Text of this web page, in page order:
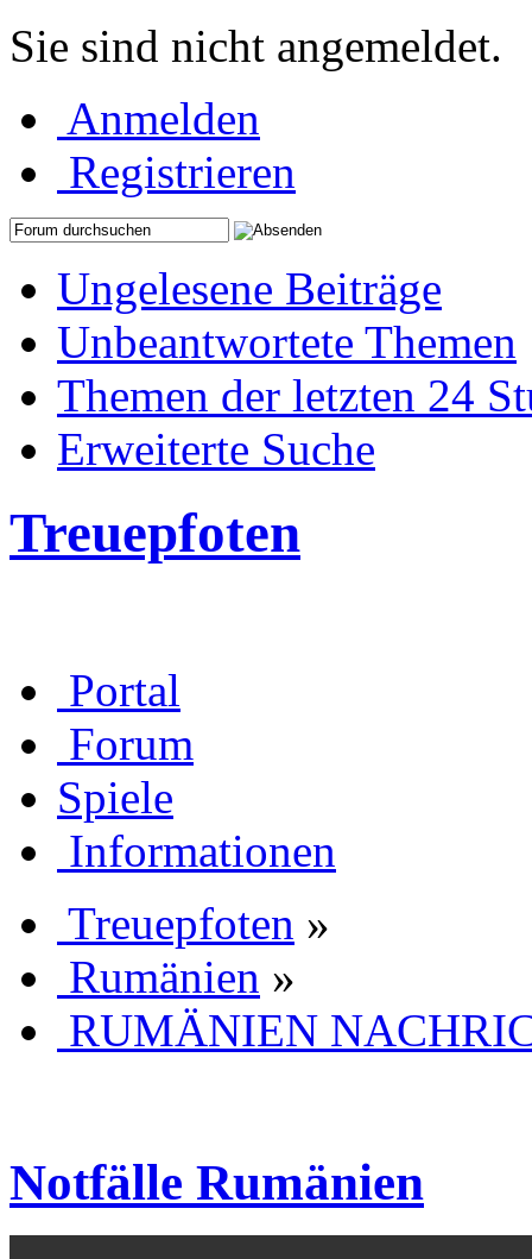
Sie sind nicht angemeldet.
Anmelden
Registrieren
Ungelesene Beiträge
Unbeantwortete Themen
Themen der letzten 24
Erweiterte Suche
Treuepfoten
Portal
Forum
Spiele
Informationen
Treuepfoten »
Rumänien »
RUMÄNIEN
Notfälle Rumänien